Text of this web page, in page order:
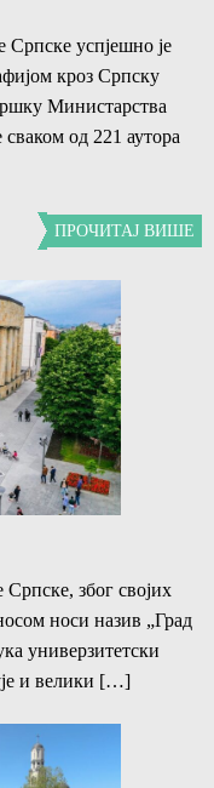
Српске успјешно је
кроз Српску
Министарства
од 221 аутора
ПРОЧИТАЈ ВИШЕ
због својих
носи назив „Град
универзитетски
и велики […]